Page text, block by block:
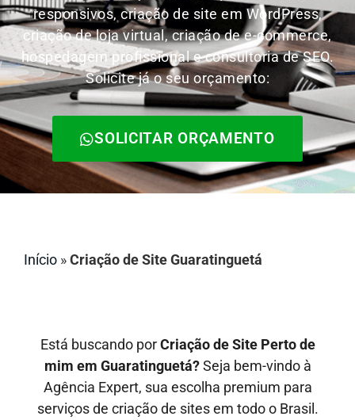
responsivos, criação de site em WordPress,
criação de loja virtual, criação de e-commerce,
hospedagem profissional e consultoria de SEO.
Solicite já o seu orçamento:
SOLICITAR ORÇAMENTO
Início »Criação de Site Guaratinguetá
Está buscando porCriação de Site Perto de
mim em Guaratinguetá?Seja bem-vindo à
Agência Expert, sua escolha premium para
serviços de criação de sites em todo o Brasil.